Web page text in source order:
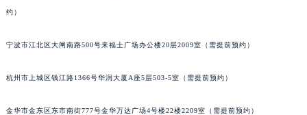
约）
宁波市江北区大闸南路500号来福士广场办公楼20层2009室（需提前预约）
杭州市上城区钱江路1366号华润大厦A座5层503-5室（需提前预约）
金华市金东区东市南街777号金华万达广场4号楼22楼2209室（需提前预约）